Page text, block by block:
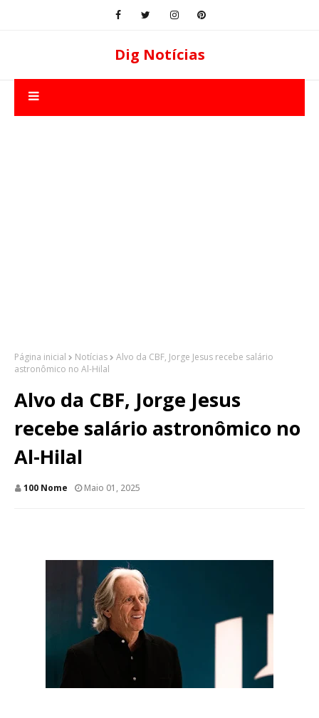
Dig Notícias
Página inicial Notícias
Alvo da CBF, Jorge Jesus recebe salário
astronômico no Al-Hilal
Alvo da CBF, Jorge Jesus
recebe salário astronômico no
Al-Hilal
100 Nome Maio 01, 2025